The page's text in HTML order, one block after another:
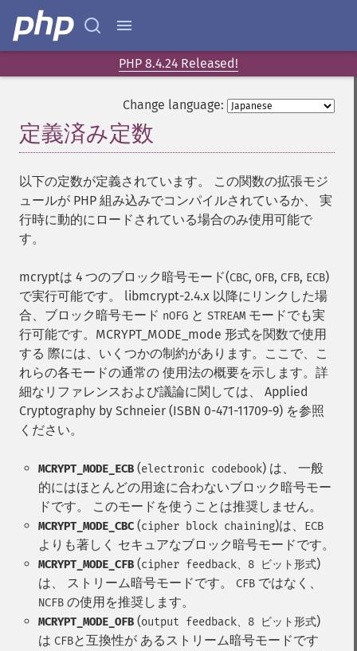
PHP 8.4.24 Released!
Change language:
定義済み定数
以下の定数が定義されています。 この関数の拡張モジ
ュールが PHP 組み込みでコンパイルされているか、 実
行時に動的にロードされている場合のみ使用可能で
す。
mcryptは 4 つのブロック暗号モード(CBC, OFB, CFB, ECB)
で実行可能です。 libmcrypt-2.4.x 以降にリンクした場
合、ブロック暗号モード nOFG と STREAM モードでも実
行可能です。MCRYPT_MODE_mode 形式を関数で使用
する 際には、いくつかの制約があります。ここで、こ
れらの各モードの通常の 使用法の概要を示します。詳
細なリファレンスおよび議論に関しては、 Applied
Cryptography by Schneier (ISBN 0-471-11709-9) を参照
ください。
MCRYPT_MODE_ECB (electronic codebook) は、 一般
的にはほとんどの用途に合わないブロック暗号モー
ドです。 このモードを使うことは推奨しません。
MCRYPT_MODE_CBC (cipher block chaining)は、 ECB
よりも著しく セキュアなブロック暗号モードです。
MCRYPT_MODE_CFB (cipher feedback、8 ビット形式)
は、 ストリーム暗号モードです。
CFB ではなく、
NCFB の使用を推奨します。
MCRYPT_MODE_OFB (output feedback、8 ビット形式)
は CFBと互換性が あるストリーム暗号モードです